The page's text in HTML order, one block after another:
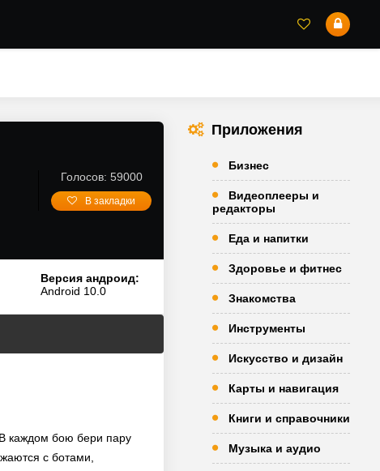
Голосов: 59000
В закладки
Версия андроид:
Android 10.0
каждом бою бери пару
с ботами,
Приложения
Бизнес
Видеоплееры и
редакторы
Еда и напитки
Здоровье и фитнес
Знакомства
Инструменты
Искусство и дизайн
Карты и навигация
Книги и справочники
Музыка и аудио